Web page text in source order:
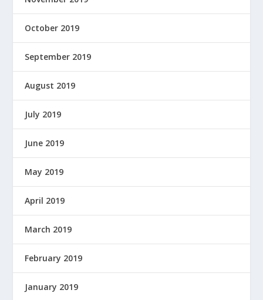
October 2019
September 2019
August 2019
July 2019
June 2019
May 2019
April 2019
March 2019
February 2019
January 2019